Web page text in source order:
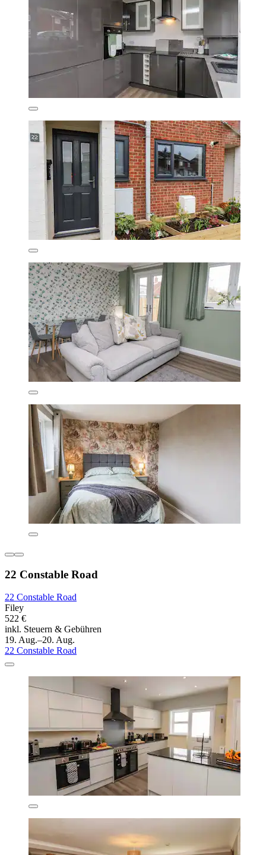
22 Constable Road
22 Constable Road
Filey
522 €
inkl. Steuern & Gebühren
19. Aug.–20. Aug.
22 Constable Road